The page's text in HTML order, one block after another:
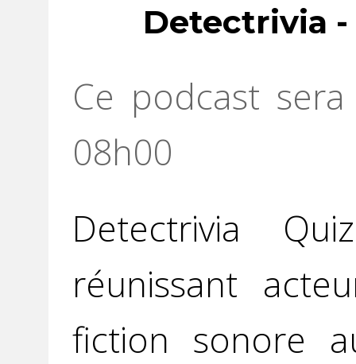
Detectrivia -
Ce podcast
08h00
Detectrivia
réunissant
fiction sonore